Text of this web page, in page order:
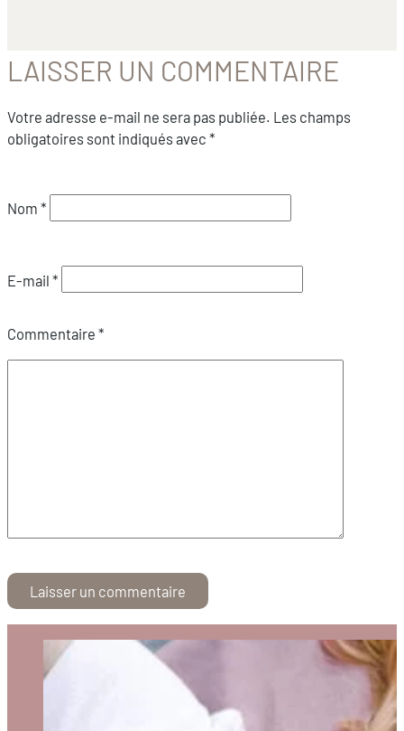
LAISSER UN COMMENTAIRE
Votre adresse e-mail ne sera pas publiée. Les champs
obligatoires sont indiqués avec *
Nom *
E-mail *
Commentaire *